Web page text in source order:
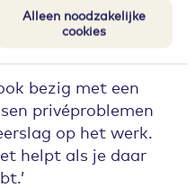
Alleen noodzakelijke
cookies
we veel gepraat
dat sommige
nu alle prijzen zo
bezig met een
privéproblemen
op het werk.
helpt als je daar